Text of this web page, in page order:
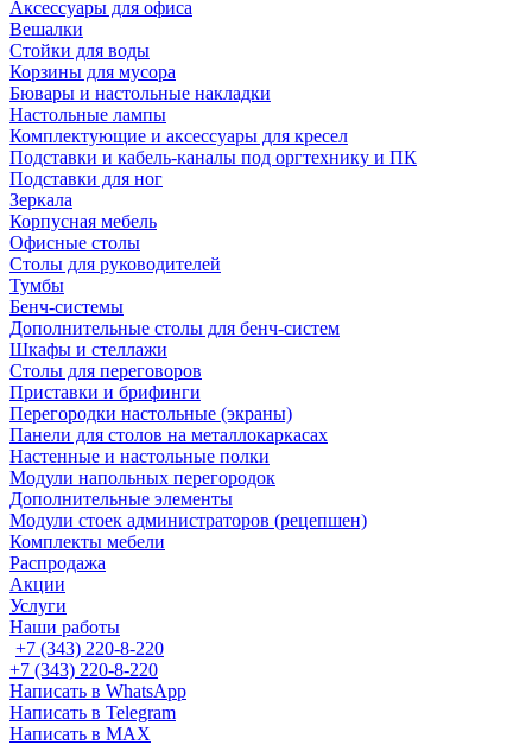
Аксессуары для офиса
Вешалки
Стойки для воды
Корзины для мусора
Бювары и настольные накладки
Настольные лампы
Комплектующие и аксессуары для кресел
Подставки и кабель-каналы под оргтехнику и ПК
Подставки для ног
Зеркала
Корпусная мебель
Офисные столы
Столы для руководителей
Тумбы
Бенч-системы
Дополнительные столы для бенч-систем
Шкафы и стеллажи
Столы для переговоров
Приставки и брифинги
Перегородки настольные (экраны)
Панели для столов на металлокаркасах
Настенные и настольные полки
Модули напольных перегородок
Дополнительные элементы
Модули стоек администраторов (рецепшен)
Комплекты мебели
Распродажа
Акции
Услуги
Наши работы
+7 (343) 220-8-220
+7 (343) 220-8-220
Написать в WhatsApp
Написать в Telegram
Написать в MAX